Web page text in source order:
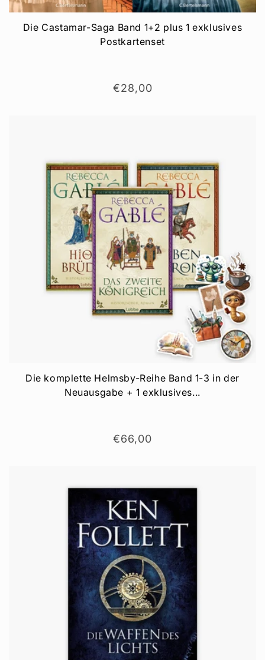
Die Castamar-Saga Band 1+2 plus 1 exklusives
Postkartenset
Normaler
€28,00
Die komplette Helmsby-Reihe Band 1-3 in der
Neuausgabe + 1 exklusives...
Normaler
€66,00